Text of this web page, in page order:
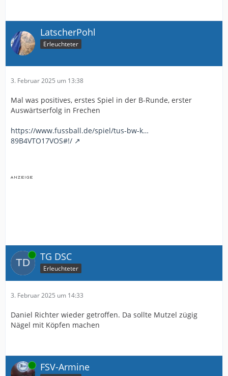
LatscherPohl
Erleuchteter
3. Februar 2025 um 13:38
Mal was positives, erstes Spiel in der B-Runde, erster
Auswärtserfolg in Frechen
https://www.fussball.de/spiel/tus-bw-k…
89B4VTO17VOS#!/
Online TG DSC
Erleuchteter
3. Februar 2025 um 14:33
Daniel Richter wieder getroffen. Da sollte Mutzel zügig
Nägel mit Köpfen machen
Online FSV-Armine